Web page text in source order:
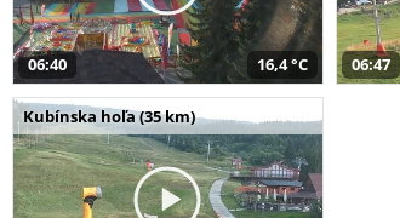
06:40 16,4 °C 06:47
Kubínska hoľa (35 km)